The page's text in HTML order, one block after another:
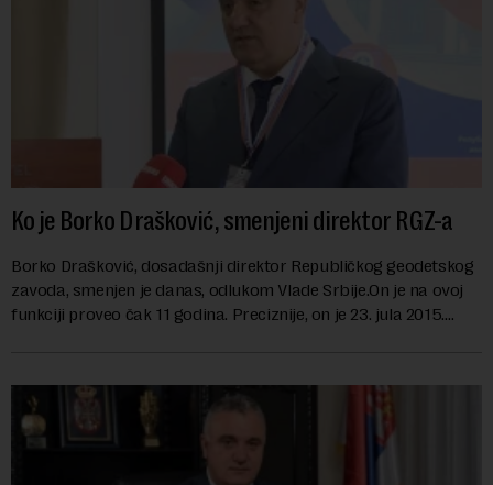
Ko je Borko Drašković, smenjeni direktor RGZ-a
Borko Drašković, dosadašnji direktor Republičkog geodetskog
zavoda, smenjen je danas, odlukom Vlade Srbije.On je na ovoj
funkciji proveo čak 11 godina. Preciznije, on je 23. jula 2015.